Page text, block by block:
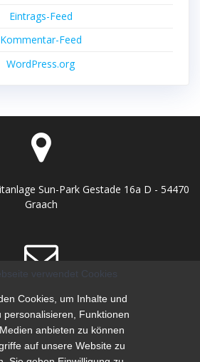
Eintrags-Feed
Kommentar-Feed
WordPress.org
Sun-Park Gestade 16a D - 54470
Graach
mosel.de
verwendet Cookies
Cookies, um Inhalte und
personalisieren, Funktionen
anbieten zu können
auf unsere Website zu